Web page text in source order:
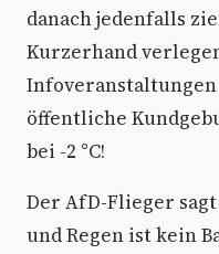
danach jedenfalls
Kurzerhand
Infoveranstaltungen
öffentliche
bei -2 °C!
Der AfD-Flieger
und Regen ist kein